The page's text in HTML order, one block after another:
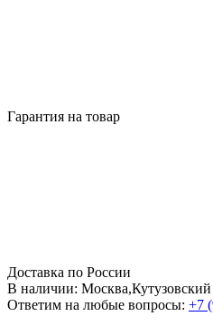
Гарантия на товар
Доставка по России
В наличии: Москва,Кутузовский
Ответим на любые вопросы: +7